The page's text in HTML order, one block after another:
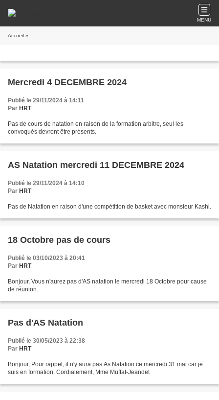
MENU
Accueil »
Mercredi 4 DECEMBRE 2024
Publié le 29/11/2024 à 14:11
Par HRT
Pas de cours de natation en raison de la formation arbitre, seul les
convoqués devront être présents.
AS Natation mercredi 11 DECEMBRE 2024
Publié le 29/11/2024 à 14:10
Par HRT
Pas de Natation en raison d'une compétition de basket avec monsieur Kashi.
18 Octobre pas de cours
Publié le 03/10/2023 à 20:41
Par HRT
Bonjour, Vous n'aurez pas d'AS natation le mercredi 18 Octobre pour cause
de réunion.
Pas d'AS Natation
Publié le 30/05/2023 à 22:38
Par HRT
Bonjour, Pour rappel, il n'y aura pas As Natation ce mercredi 31 mai car je
suis en formation. Cordialement, Mme Muffat-Jeandet